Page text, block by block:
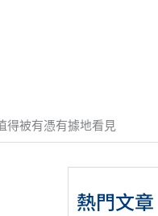
得被有憑有據地看見
熱門文章